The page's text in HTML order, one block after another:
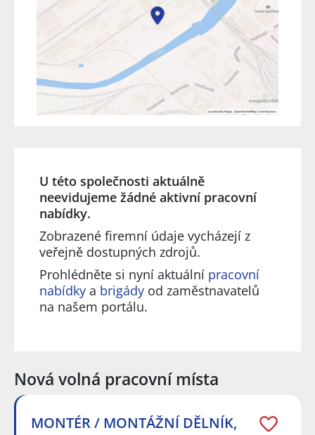
U této společnosti aktuálně
neevidujeme žádné aktivní pracovní
nabídky.
Zobrazené firemní údaje vycházejí z
veřejně dostupných zdrojů.
Prohlédněte si nyní aktuální pracovní
nabídky a brigády od zaměstnavatelů
na našem portálu.
Nová volná pracovní místa
MONTÉR / MONTÁŽNÍ DĚLNÍK,